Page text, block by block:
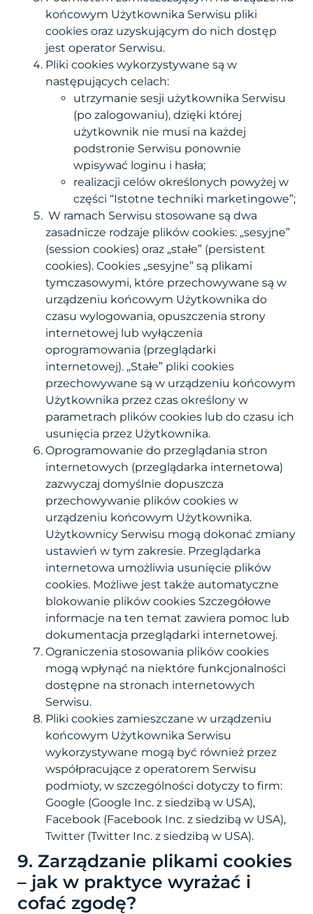
końcowym Użytkownika Serwisu pliki
cookies oraz uzyskującym do nich dostęp
jest operator Serwisu.
Pliki cookies wykorzystywane są w
następujących celach:
utrzymanie sesji użytkownika Serwisu
(po zalogowaniu), dzięki której
użytkownik nie musi na każdej
podstronie Serwisu ponownie
wpisywać loginu i hasła;
realizacji celów określonych powyżej w
części “Istotne techniki marketingowe”;
W ramach Serwisu stosowane są dwa
zasadnicze rodzaje plików cookies: „sesyjne”
(session cookies) oraz „stałe” (persistent
cookies). Cookies „sesyjne” są plikami
tymczasowymi, które przechowywane są w
urządzeniu końcowym Użytkownika do
czasu wylogowania, opuszczenia strony
internetowej lub wyłączenia
oprogramowania (przeglądarki
internetowej). „Stałe” pliki cookies
przechowywane są w urządzeniu końcowym
Użytkownika przez czas określony w
parametrach plików cookies lub do czasu ich
usunięcia przez Użytkownika.
Oprogramowanie do przeglądania stron
internetowych (przeglądarka internetowa)
zazwyczaj domyślnie dopuszcza
przechowywanie plików cookies w
urządzeniu końcowym Użytkownika.
Użytkownicy Serwisu mogą dokonać zmiany
ustawień w tym zakresie. Przeglądarka
internetowa umożliwia usunięcie plików
cookies. Możliwe jest także automatyczne
blokowanie plików cookies Szczegółowe
informacje na ten temat zawiera pomoc lub
dokumentacja przeglądarki internetowej.
Ograniczenia stosowania plików cookies
mogą wpłynąć na niektóre funkcjonalności
dostępne na stronach internetowych
Serwisu.
Pliki cookies zamieszczane w urządzeniu
końcowym Użytkownika Serwisu
wykorzystywane mogą być również przez
współpracujące z operatorem Serwisu
podmioty, w szczególności dotyczy to firm:
Google (Google Inc. z siedzibą w USA),
Facebook (Facebook Inc. z siedzibą w USA),
Twitter (Twitter Inc. z siedzibą w USA).
9. Zarządzanie plikami cookies
– jak w praktyce wyrażać i
cofać zgodę?